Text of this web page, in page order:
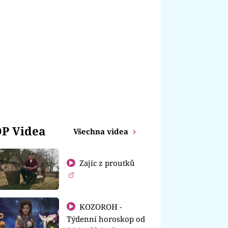
Videa Všechna videa
Zajíc z proutků
KOZOROH -
Týdenní horoskop od